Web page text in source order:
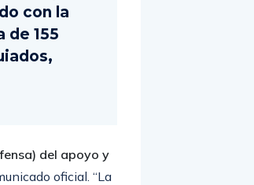
con la
155
del apoyo y
oficial. “La